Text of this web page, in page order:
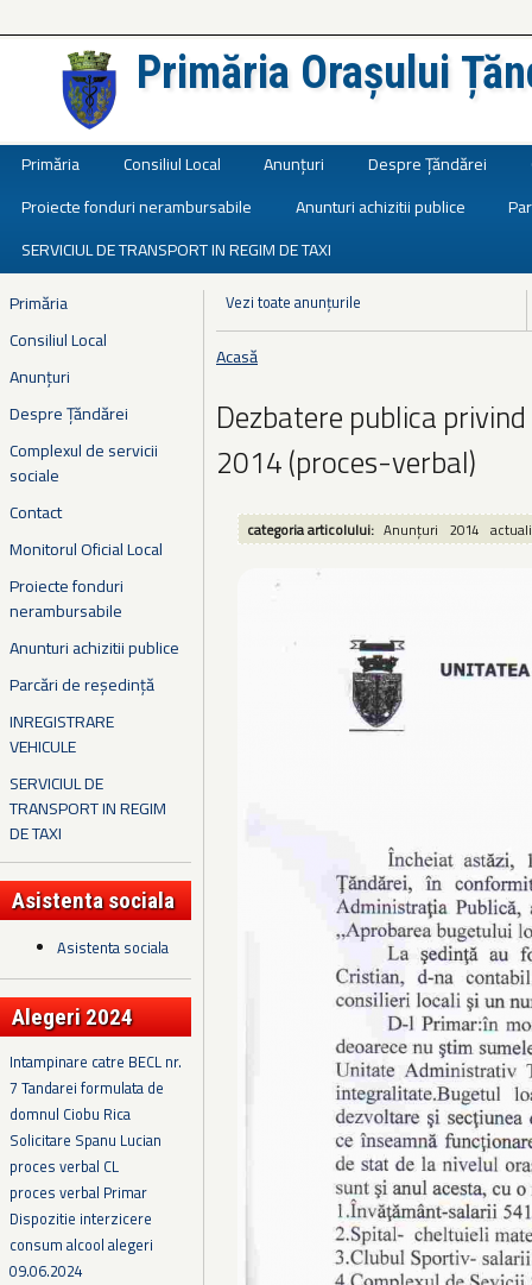
Primăria Orașului
Primăria Consiliul Local Anunțuri Despre Țăndărei
Proiecte fonduri nerambursabile
Anunturi achizitii publice
SERVICIUL DE TRANSPORT IN REGIM DE TAXI
Primăria
Consiliul Local
Anunțuri
Despre Țăndărei
Complexul de servicii
sociale
Contact
Monitorul Oficial Local
Proiecte fonduri
nerambursabile
Anunturi achizitii publice
Parcări de reședință
INREGISTRARE
VEHICULE
SERVICIUL DE
TRANSPORT IN REGIM
DE TAXI
Asistenta sociala
Asistenta sociala
Alegeri 2024
Intampinare catre BECL nr.
7 Tandarei formulata de
domnul Ciobu Rica
Solicitare Spanu Lucian
proces verbal CL
proces verbal Primar
Dispozitie interzicere
consum alcool alegeri
09.06.2024
Vezi toate anunțurile
Eşti aici
Acasă
Dezbatere publica
2014 (proces-verbal)
categoria articolului: Anunțuri 2014